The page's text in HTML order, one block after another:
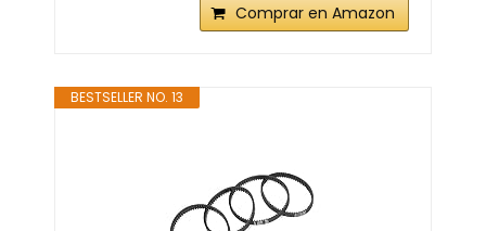
Comprar en Amazon
BESTSELLER NO. 13